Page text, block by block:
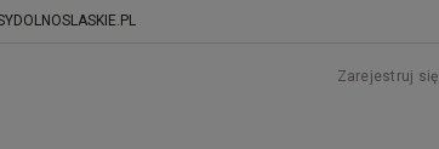
Zarejestruj się